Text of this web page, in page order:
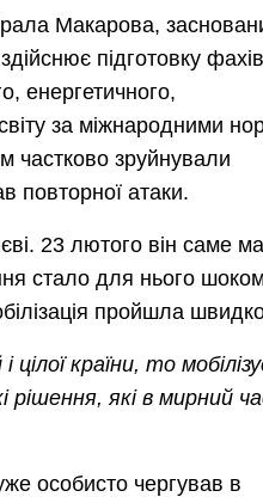
Макарова,
підготовку
енергетичного,
за міжнародними
частково зруйнували
повторної атаки.
23 лютого він саме
стало для нього
пройшла
країни, то
які в мирний
особисто чергував в